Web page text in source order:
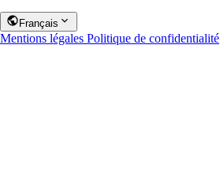
Français
Mentions légales Politique de confidentialité